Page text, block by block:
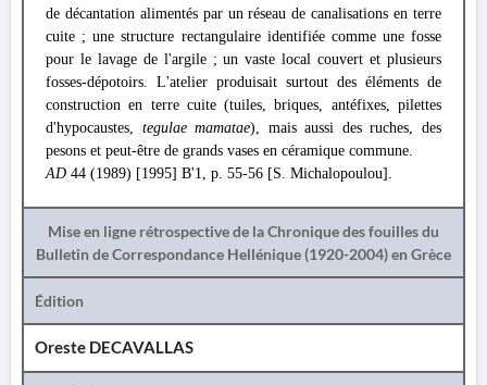
de décantation alimentés par un réseau de canalisations en terre
cuite ; une structure rectangulaire identifiée comme une fosse
pour le lavage de l'argile ; un vaste local couvert et plusieurs
fosses-dépotoirs. L'atelier produisait surtout des éléments de
construction en terre cuite (tuiles, briques, antéfixes, pilettes
d'hypocaustes, tegulae mamatae), mais aussi des ruches, des
pesons et peut-être de grands vases en céramique commune.
AD 44 (1989) [1995] Β'1, p. 55-56 [S. Michalopoulou].
Mise en ligne rétrospective de la Chronique des fouilles du
Bulletin de Correspondance Hellénique (1920-2004) en Grèce
Édition
Oreste DECAVALLAS